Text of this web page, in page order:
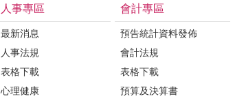
人事專區
最新消息
人事法規
表格下載
心理健康
會計專區
預告統計資料發佈
會計法規
表格下載
預算及決算書